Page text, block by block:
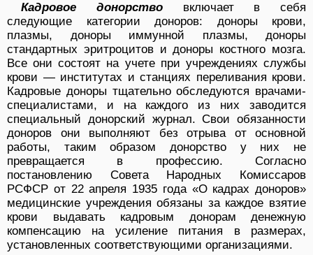
Кадровое донорствовключает в себя
следующие категории доноров: доноры крови,
плазмы, доноры иммунной плазмы, доноры
стандартных эритроцитов и доноры костного мозга.
Все они состоят на учете при учреждениях службы
крови — институтах и станциях переливания крови.
Кадровые доноры тщательно обследуются врачами-
специалистами, и на каждого из них заводится
специальный донорский журнал. Свои обязанности
доноров они выполняют без отрыва от основной
работы, таким образом донорство у них не
превращается в профессию. Согласно
постановлению Совета Народных Комиссаров
РСФСР от 22 апреля 1935 года «О кадрах доноров»
медицинские учреждения обязаны за каждое взятие
крови выдавать кадровым донорам денежную
компенсацию на усиление питания в размерах,
установленных соответствующими организациями.